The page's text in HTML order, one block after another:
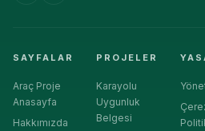
SAYFALAR
Araç Proje
Anasayfa
Hakkımızda
PROJELER
Karayolu
Uygunluk
Belgesi